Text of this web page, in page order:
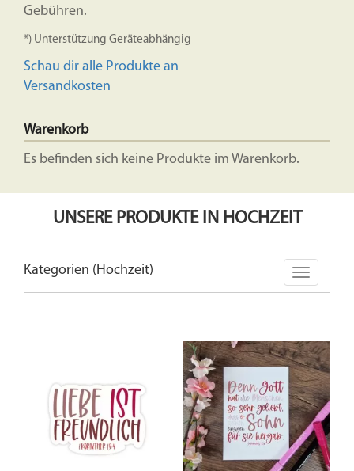
Gebühren.
*) Unterstützung Geräteabhängig
Schau dir alle Produkte an
Versandkosten
Warenkorb
Es befinden sich keine Produkte im Warenkorb.
UNSERE PRODUKTE IN HOCHZEIT
Kategorien (Hochzeit)